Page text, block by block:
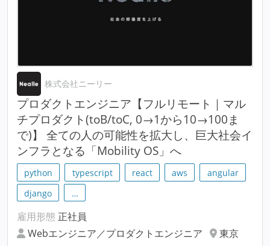
株式会社ニーリー
プロダクトエンジニア【フルリモート｜マル
チプロダクト(toB/toC, 0→1から10→100ま
で)】 全ての人の可能性を拡大し、巨大社会イ
ンフラとなる「Mobility OS」へ
python typescript react aws
angular
django
…
雇用形態 正社員
Webエンジニア／プロダクトエンジニア
東京